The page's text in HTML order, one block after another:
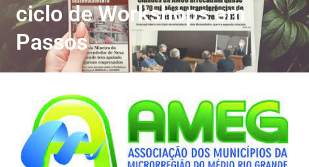
ciclo de Workshops em
Passos